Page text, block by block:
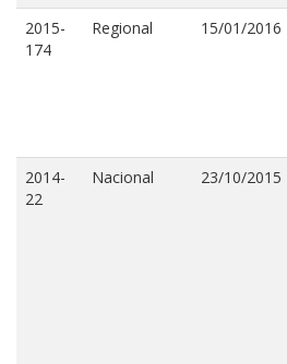
2015-
174
Regional 15/01/2016
2014-
22
Nacional 23/10/2015